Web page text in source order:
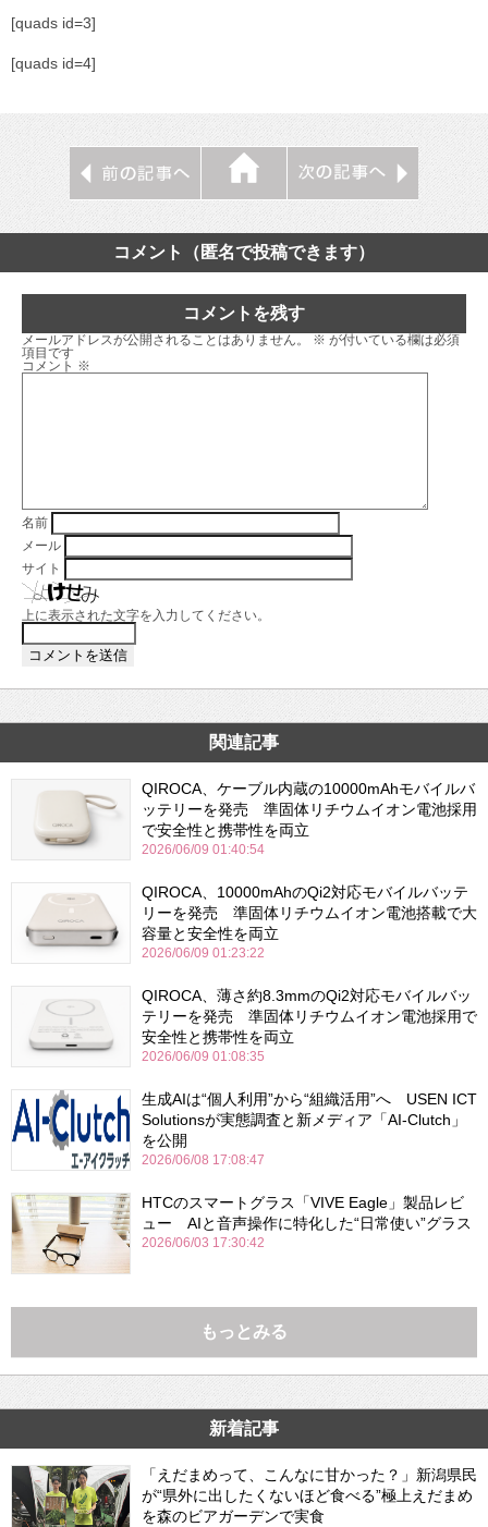
[quads id=3]
[quads id=4]
コメント（匿名で投稿できます）
コメントを残す
メールアドレスが公開されることはありません。 ※ が付いている欄は必須
項目です
コメント ※
名前
メール
サイト
上に表示された文字を入力してください。
関連記事
QIROCA、ケーブル内蔵の10000mAhモバイルバ
ッテリーを発売 準固体リチウムイオン電池採用
で安全性と携帯性を両立
2026/06/09 01:40:54
QIROCA、10000mAhのQi2対応モバイルバッテ
リーを発売 準固体リチウムイオン電池搭載で大
容量と安全性を両立
2026/06/09 01:23:22
QIROCA、薄さ約8.3mmのQi2対応モバイルバッ
テリーを発売 準固体リチウムイオン電池採用で
安全性と携帯性を両立
2026/06/09 01:08:35
生成AIは“個人利用”から“組織活用”へ USEN ICT
Solutionsが実態調査と新メディア「AI-Clutch」
を公開
2026/06/08 17:08:47
HTCのスマートグラス「VIVE Eagle」製品レビ
ュー AIと音声操作に特化した“日常使い”グラス
2026/06/03 17:30:42
もっとみる
新着記事
「えだまめって、こんなに甘かった？」新潟県民
が“県外に出したくないほど食べる”極上えだまめ
を森のビアガーデンで実食